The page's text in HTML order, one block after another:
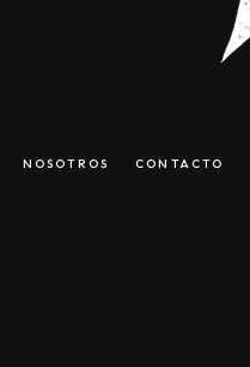
NOSOTROS CONTACTO